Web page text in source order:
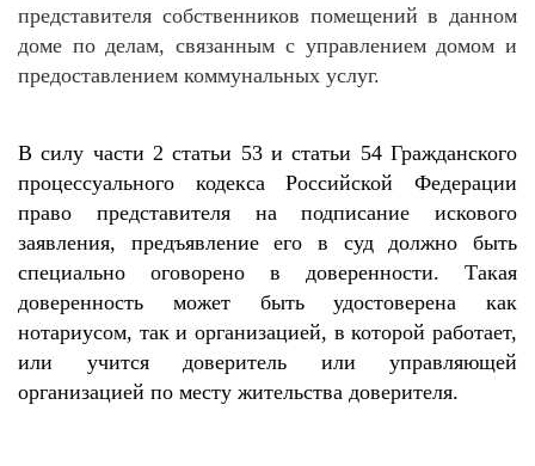
представителя собственников помещений в данном
доме по делам, связанным с управлением домом и
предоставлением коммунальных услуг.
В силу части 2 статьи 53 и статьи 54 Гражданского
процессуального кодекса Российской Федерации
право представителя на подписание искового
заявления, предъявление его в суд должно быть
специально оговорено в доверенности. Такая
доверенность может быть удостоверена как
нотариусом, так и организацией, в которой работает,
или учится доверитель или управляющей
организацией по месту жительства доверителя.